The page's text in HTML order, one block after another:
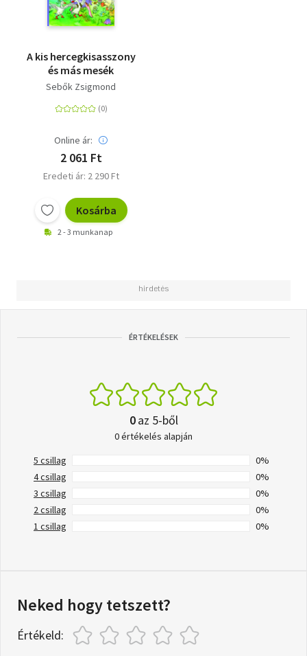
A kis hercegkisasszony
és más mesék
Sebők Zsigmond
Online ár:
2 061 Ft
Eredeti ár: 2 290 Ft
Kosárba
2 - 3 munkanap
ÉRTÉKELÉSEK
0az 5-ből
0 értékelés alapján
5 csillag
0%
4 csillag
0%
3 csillag
0%
2 csillag
0%
1 csillag
0%
Neked hogy tetszett?
Értékeld: